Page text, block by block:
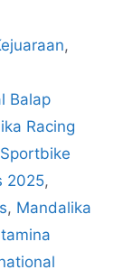
,
Balap
Racing
2025,
, Mandalika